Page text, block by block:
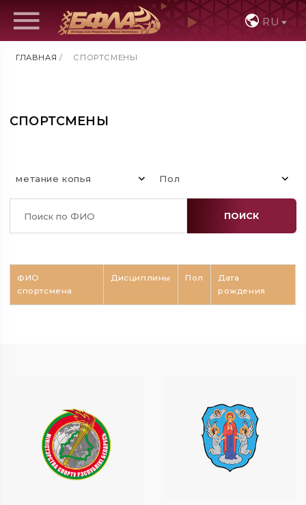
RU
ГЛАВНАЯ / СПОРТСМЕНЫ
СПОРТСМЕНЫ
метание копья Пол
ПОИСК
ФИО
спортсмена
Дисциплины Пол
Дата
рождения